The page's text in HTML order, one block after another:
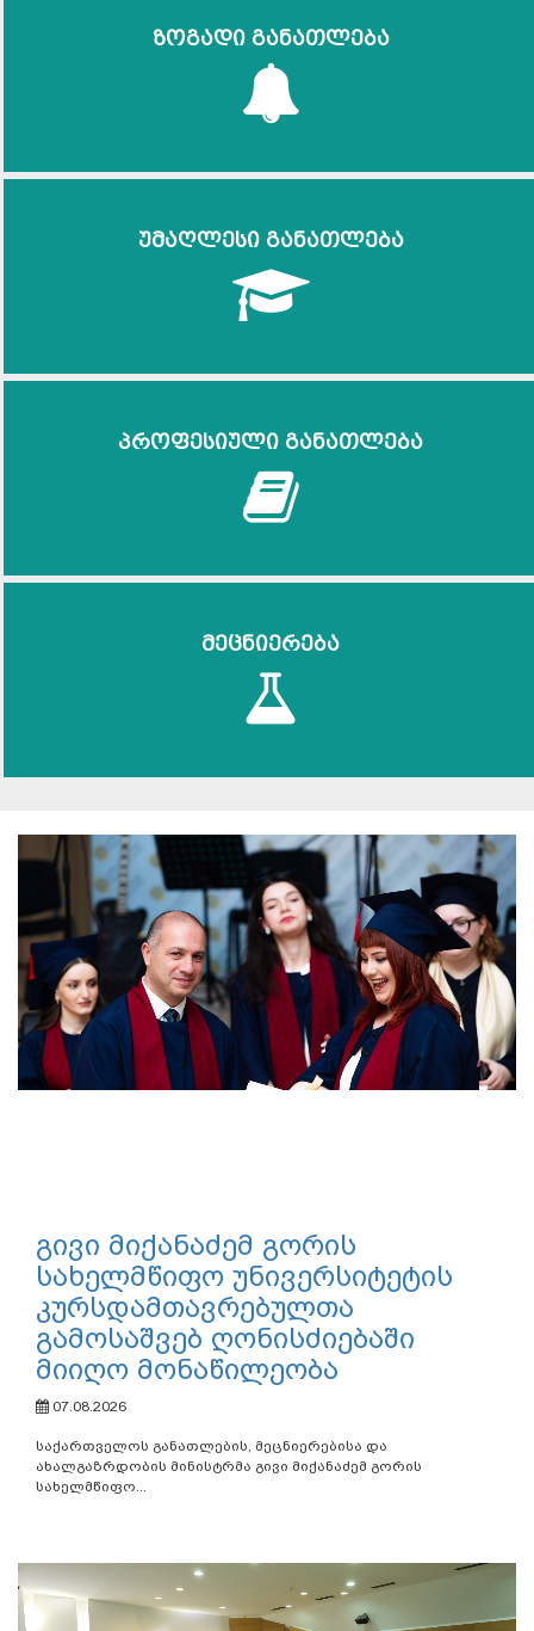
ზოგადი განათლება
უმაღლესი განათლება
პროფესიული განათლება
მეცნიერება
გივი მიქანაძემ გორის
სახელმწიფო უნივერსიტეტის
კურსდამთავრებულთა
გამოსაშვებ ღონისძიებაში
მიიღო მონაწილეობა
07.08.2026
საქართველოს განათლების, მეცნიერებისა და
ახალგაზრდობის მინისტრმა გივი მიქანაძემ გორის
სახელმწიფო...